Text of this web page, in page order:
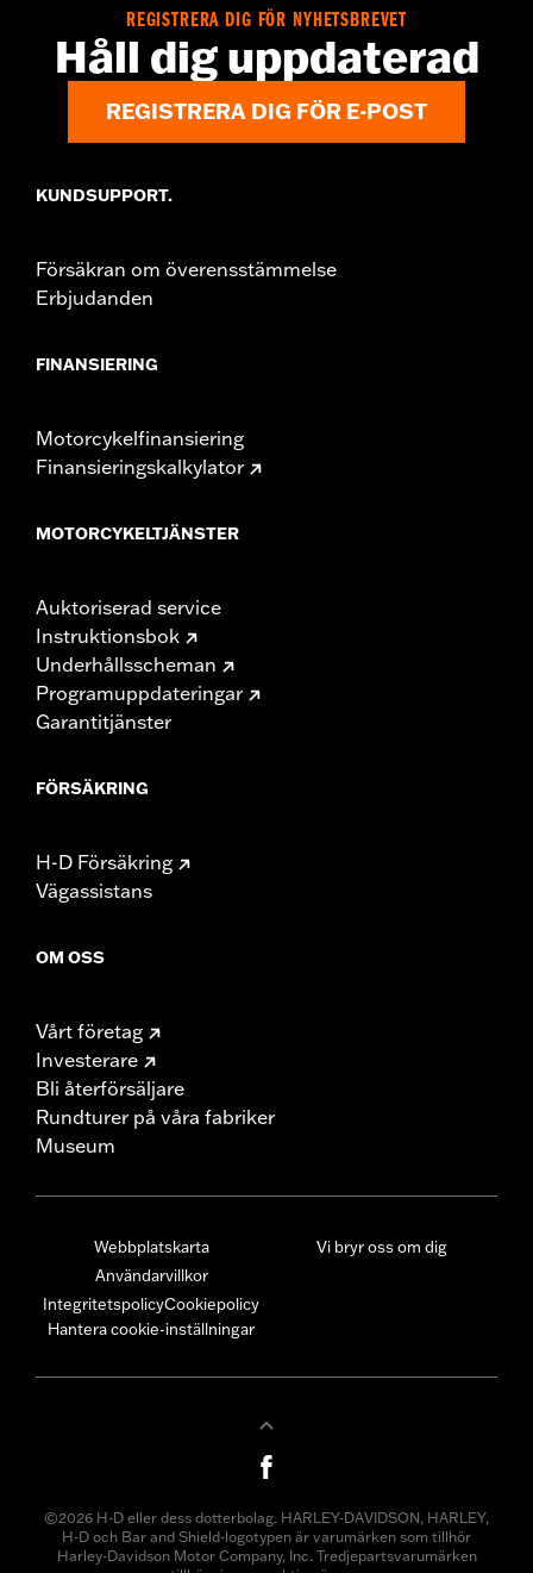
REGISTRERA DIG FÖR NYHETSBREVET
Håll dig uppdaterad
REGISTRERA DIG FÖR E-POST
KUNDSUPPORT.
Försäkran om överensstämmelse
Erbjudanden
FINANSIERING
Motorcykelfinansiering
Finansieringskalkylator
MOTORCYKELTJÄNSTER
Auktoriserad service
Instruktionsbok
Underhållsscheman
Programuppdateringar
Garantitjänster
FÖRSÄKRING
H-D Försäkring
Vägassistans
OM OSS
Vårt företag
Investerare
Bli återförsäljare
Rundturer på våra fabriker
Museum
Webbplatskarta
Användarvillkor
IntegritetspolicyCookiepolicy
Hantera cookie-inställningar
Vi bryr oss om dig
©2026 H-D eller dess dotterbolag. HARLEY-DAVIDSON, HARLEY,
H-D och Bar and Shield-logotypen är varumärken som tillhör
Harley-Davidson Motor Company, Inc. Tredjepartsvarumärken